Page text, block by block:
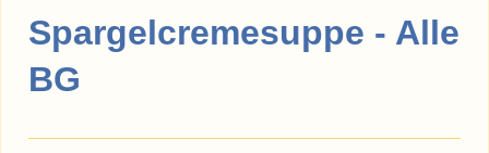
Spargelcremesuppe - Alle
BG